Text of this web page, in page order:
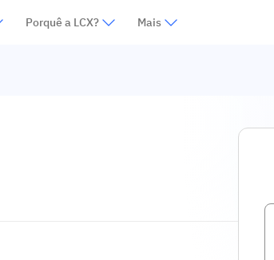
Porquê a LCX? Mais